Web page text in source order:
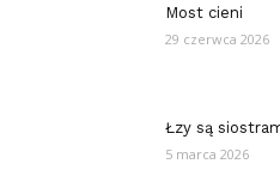
Most cieni
29 czerwca 2026
Łzy są
5 marca 2026